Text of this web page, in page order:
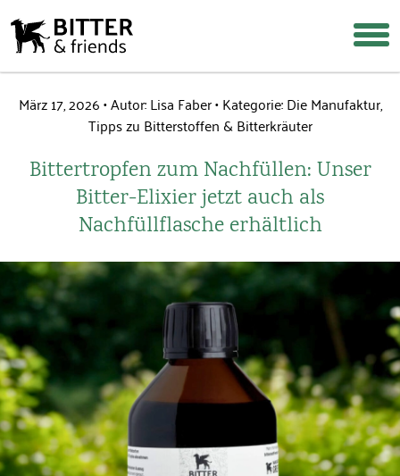
Über uns
Warum Bitterstoffe?
Rezepte & Tipps
Häufige Fragen
Wiederverkäufer werden
Shop
Warenkorb
März 17, 2026 Autor: Lisa Faber Kategorie:Die Manufaktur,
Tipps zu Bitterstoffen & Bitterkräuter
Bittertropfen zum Nachfüllen: Unser
Bitter-Elixier jetzt auch als
Nachfüllflasche erhältlich